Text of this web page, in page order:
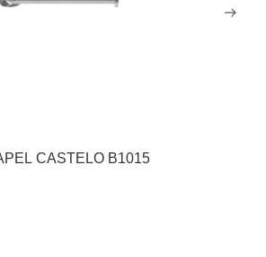
CASTELO B1015